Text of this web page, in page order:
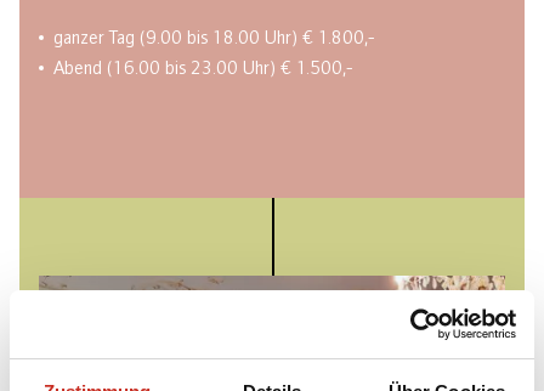
ganzer Tag (9.00 bis 18.00 Uhr) € 1.800,-
Abend (16.00 bis 23.00 Uhr) € 1.500,-